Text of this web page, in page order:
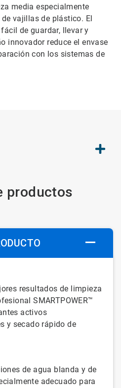
media especialmente
vajillas de plástico. El
de guardar, llevar y
innovador reduce el envase
con los sistemas de
productos
resultados de limpieza
SMARTPOWER™
activos
y secado rápido de
de agua blanda y de
adecuado para